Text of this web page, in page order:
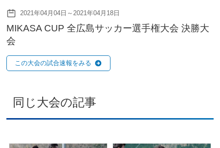
2021年04月04日～2021年04月18日
MIKASA CUP 全広島サッカー選手権大会 決勝大
会
この大会の試合速報をみる
同じ大会の記事